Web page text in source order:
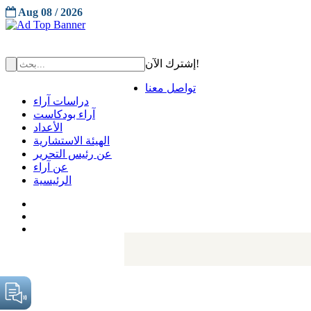
Aug 08 / 2026
إشترك الآن!
تواصل معنا
دراسات آراء
آراء بودكاست
الأعداد
الهيئة الاستشارية
عن رئيس التحرير
عن آراء
الرئيسية